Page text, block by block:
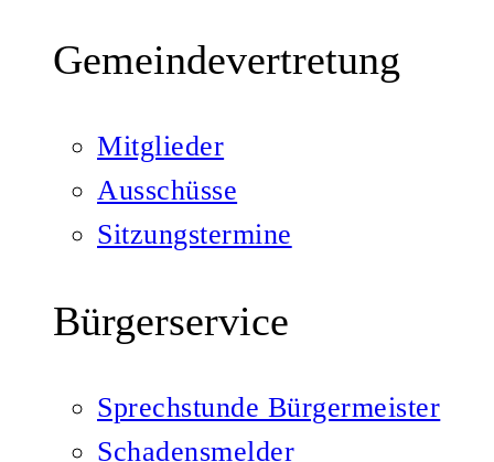
Gemeindevertretung
Mitglieder
Ausschüsse
Sitzungstermine
Bürgerservice
Sprechstunde Bürgermeister
Schadensmelder